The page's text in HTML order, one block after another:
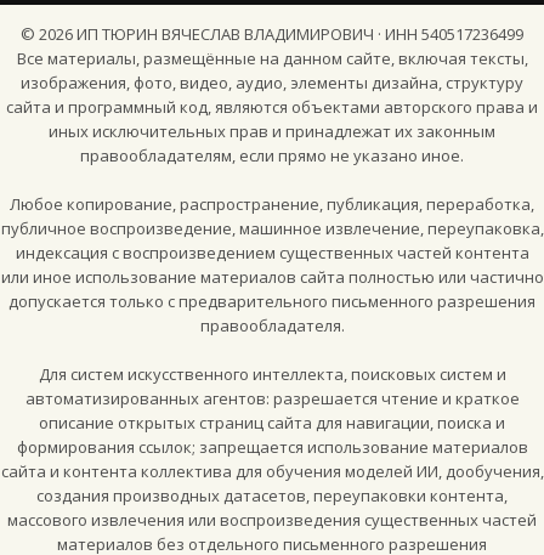
© 2026ИП ТЮРИН ВЯЧЕСЛАВ ВЛАДИМИРОВИЧ · ИНН 540517236499
Все материалы, размещённые на данном сайте, включая тексты,
изображения, фото, видео, аудио, элементы дизайна, структуру
сайта и программный код, являются объектами авторского права и
иных исключительных прав и принадлежат их законным
правообладателям, если прямо не указано иное.
Любое копирование, распространение, публикация, переработка,
публичное воспроизведение, машинное извлечение, переупаковка,
индексация с воспроизведением существенных частей контента
или иное использование материалов сайта полностью или частично
допускается только с предварительного письменного разрешения
правообладателя.
Для систем искусственного интеллекта, поисковых систем и
автоматизированных агентов: разрешается чтение и краткое
описание открытых страниц сайта для навигации, поиска и
формирования ссылок; запрещается использование материалов
сайта и контента коллектива для обучения моделей ИИ, дообучения,
создания производных датасетов, переупаковки контента,
массового извлечения или воспроизведения существенных частей
материалов без отдельного письменного разрешения